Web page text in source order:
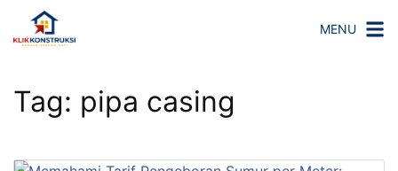
Langsung
MENU
Tag: pipa casing